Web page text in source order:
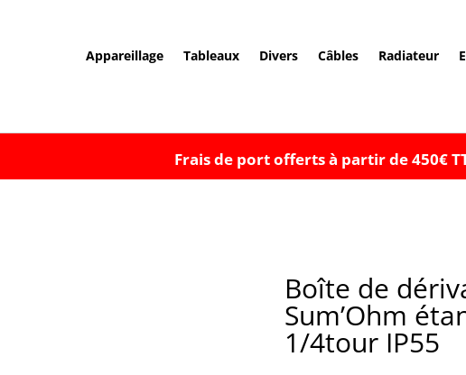
Appareillage Tableaux Divers Câbles Radiateur
Frais de port offerts à partir de 450€
Boîte de
Sum’Ohm
1/4tour IP55